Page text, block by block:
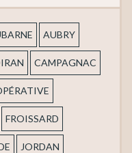
AUBRY
CAMPAGNAC
FROISSARD
JORDAN